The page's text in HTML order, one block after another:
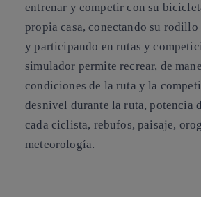
entrenar y competir con su
propia casa, conectando su
y participando en rutas y
simulador permite recrear, de
condiciones de la ruta y la
desnivel durante la ruta, potencia
cada ciclista, rebufos, paisaje,
meteorología.